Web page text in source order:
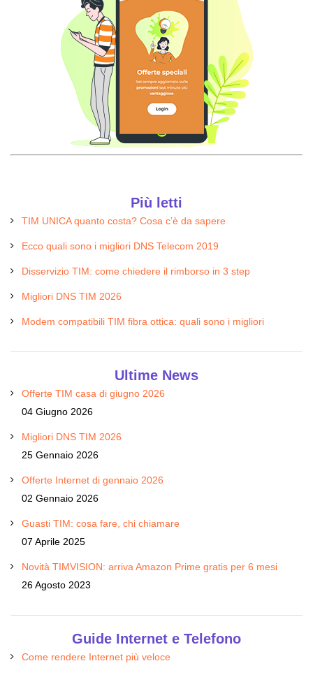
Più letti
TIM UNICA quanto costa? Cosa c’è da sapere
Ecco quali sono i migliori DNS Telecom 2019
Disservizio TIM: come chiedere il rimborso in 3 step
Migliori DNS TIM 2026
Modem compatibili TIM fibra ottica: quali sono i migliori
Ultime News
Offerte TIM casa di giugno 2026
04 Giugno 2026
Migliori DNS TIM 2026
25 Gennaio 2026
Offerte Internet di gennaio 2026
02 Gennaio 2026
Guasti TIM: cosa fare, chi chiamare
07 Aprile 2025
Novità TIMVISION: arriva Amazon Prime gratis per 6 mesi
26 Agosto 2023
Guide Internet e Telefono
Come rendere Internet più veloce